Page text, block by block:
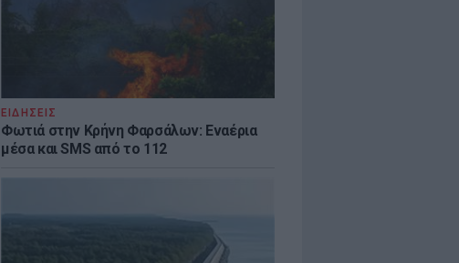
ΕΙΔΗΣΕΙΣ
Φωτιά στην Κρήνη Φαρσάλων: Εναέρια
μέσα και SMS από το 112